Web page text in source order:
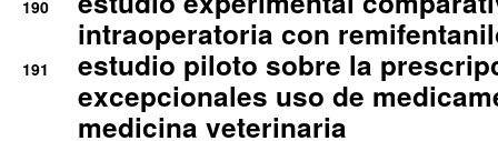
190
intraoperatoria con
191
estudio piloto sobre la
excepcionales uso de
medicina veterinaria